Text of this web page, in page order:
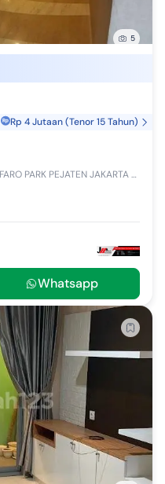
5
Rp 4 Jutaan (Tenor 15 Tahun)
APARTEMEN MEWAH 2 BEDROOM NIFFARO PARK PEJATEN JAKARTA SELATAN Jual Apartment NIFFARO PARK JL RAYA PASAR MINGGU, PEJATEN - Jakarta Selatan LB 52 K...
Whatsapp